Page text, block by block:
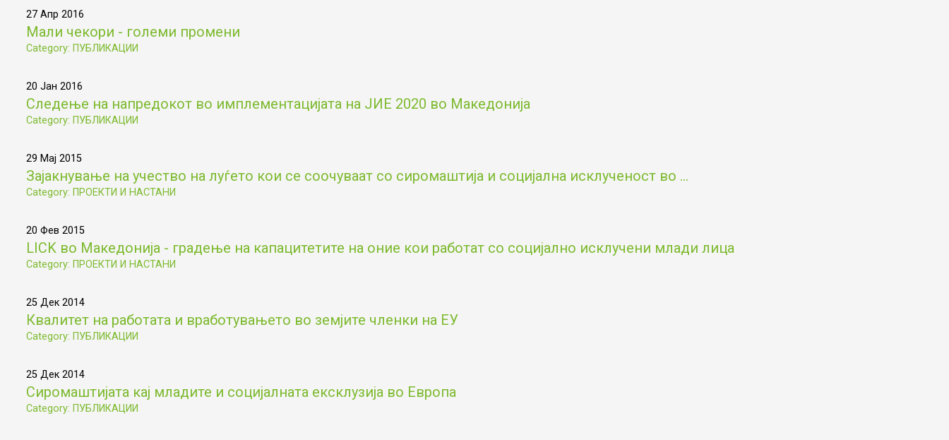
27 Апр 2016
Мали чекори - големи промени
Category: ПУБЛИКАЦИИ
20 Јан 2016
Следење на напредокот во имплементацијата на ЈИЕ 2020 во Македонија
Category: ПУБЛИКАЦИИ
29 Мај 2015
Зајакнување на учество на луѓето кои се соочуваат со сиромаштија и социјална исклученост во ...
Category: ПРОЕКТИ И НАСТАНИ
20 Фев 2015
LICK во Македонија - градење на капацитетите на оние кои работат со социјално исклучени млади лица
Category: ПРОЕКТИ И НАСТАНИ
25 Дек 2014
Квалитет на работата и вработувањето во земјите членки на ЕУ
Category: ПУБЛИКАЦИИ
25 Дек 2014
Сиромаштијата кај младите и социјалната ексклузија во Европа
Category: ПУБЛИКАЦИИ